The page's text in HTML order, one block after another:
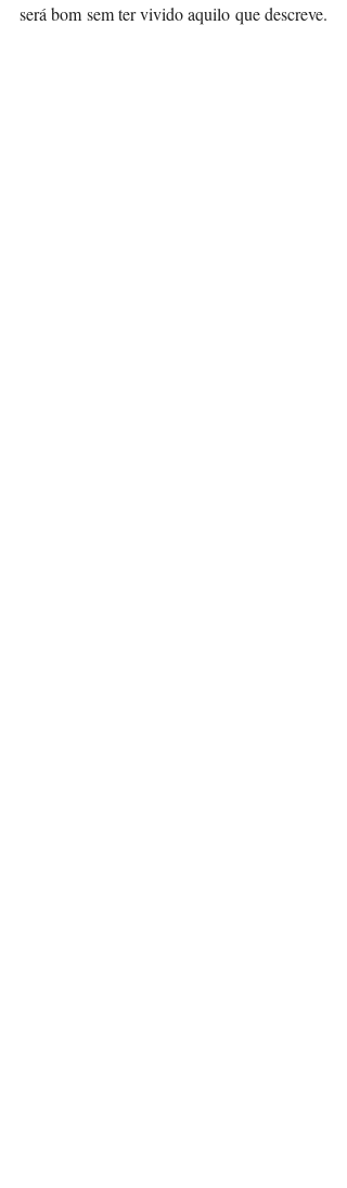
será bom sem ter vivido aquilo que descreve.